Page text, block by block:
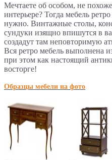
Мечтаете об особом, не
интерьере? Тогда мебель
нужно. Винтажные столы,
сундуки изящно впишутся в
создадут там неповторимую
Вся ретро мебель выполнена
при этом как настоящий
восторге!
Образцы мебели на фото